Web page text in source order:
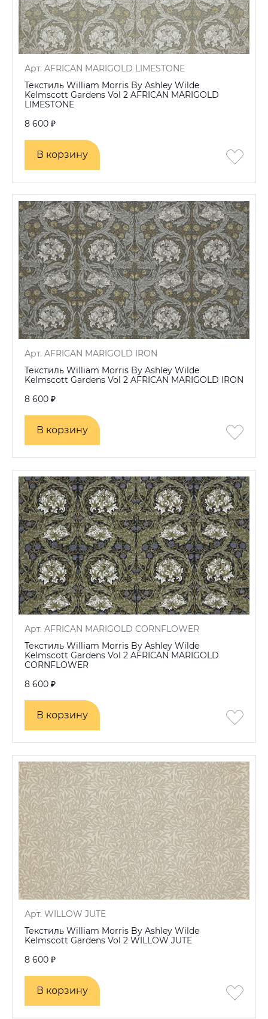
Арт. AFRICAN MARIGOLD LIMESTONE
Текстиль William Morris By Ashley Wilde
Kelmscott Gardens Vol 2 AFRICAN MARIGOLD
LIMESTONE
8 600 ₽
В корзину
В корзину
Арт. AFRICAN MARIGOLD IRON
Текстиль William Morris By Ashley Wilde
Kelmscott Gardens Vol 2 AFRICAN MARIGOLD IRON
8 600 ₽
В корзину
В корзину
Арт. AFRICAN MARIGOLD CORNFLOWER
Текстиль William Morris By Ashley Wilde
Kelmscott Gardens Vol 2 AFRICAN MARIGOLD
CORNFLOWER
8 600 ₽
В корзину
В корзину
Арт. WILLOW JUTE
Текстиль William Morris By Ashley Wilde
Kelmscott Gardens Vol 2 WILLOW JUTE
8 600 ₽
В корзину
В корзину